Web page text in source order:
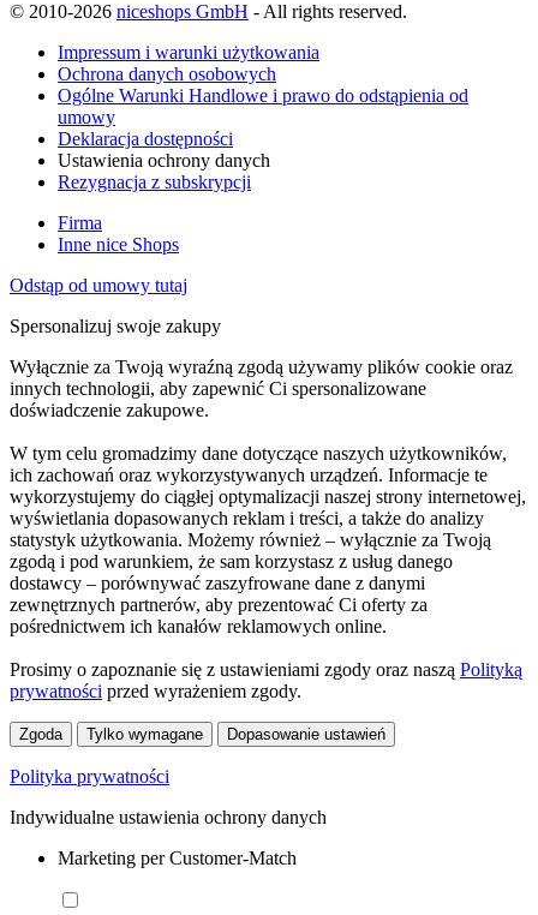
© 2010-2026 niceshops GmbH - All rights reserved.
Impressum i warunki użytkowania
Ochrona danych osobowych
Ogólne Warunki Handlowe i prawo do odstąpienia od
umowy
Deklaracja dostępności
Ustawienia ochrony danych
Rezygnacja z subskrypcji
Firma
Inne nice Shops
Odstąp od umowy tutaj
Spersonalizuj swoje zakupy
Wyłącznie za Twoją wyraźną zgodą używamy plików cookie oraz
innych technologii, aby zapewnić Ci spersonalizowane
doświadczenie zakupowe.
W tym celu gromadzimy dane dotyczące naszych użytkowników,
ich zachowań oraz wykorzystywanych urządzeń. Informacje te
wykorzystujemy do ciągłej optymalizacji naszej strony internetowej,
wyświetlania dopasowanych reklam i treści, a także do analizy
statystyk użytkowania. Możemy również – wyłącznie za Twoją
zgodą i pod warunkiem, że sam korzystasz z usług danego
dostawcy – porównywać zaszyfrowane dane z danymi
zewnętrznych partnerów, aby prezentować Ci oferty za
pośrednictwem ich kanałów reklamowych online.
Prosimy o zapoznanie się z ustawieniami zgody oraz naszą Polityką
prywatności przed wyrażeniem zgody.
Zgoda Tylko wymagane Dopasowanie ustawień
Polityka prywatności
Indywidualne ustawienia ochrony danych
Marketing per Customer-Match